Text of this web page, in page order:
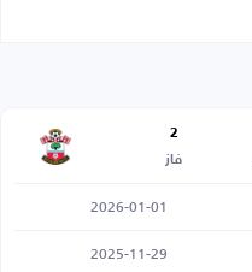
2
فاز
2026-01-01
2025-11-29